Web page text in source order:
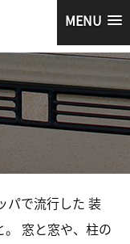
MENU
パで流行した 装
窓と窓や、柱の